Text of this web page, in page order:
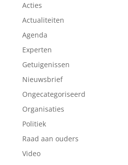
Acties
Actualiteiten
Agenda
Experten
Getuigenissen
Nieuwsbrief
Ongecategoriseerd
Organisaties
Politiek
Raad aan ouders
Video